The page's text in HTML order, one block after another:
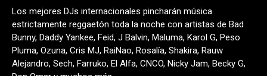
Los mejores DJs internacionales pincharán música
estrictamente reggaetón toda la noche con artistas de Bad
Bunny, Daddy Yankee, Feid, J Balvin, Maluma, Karol G, Peso
Pluma, Ozuna, Cris MJ, RaiNao, Rosalía, Shakira, Rauw
Alejandro, Sech, Farruko, El Alfa, CNCO, Nicky Jam, Becky G,